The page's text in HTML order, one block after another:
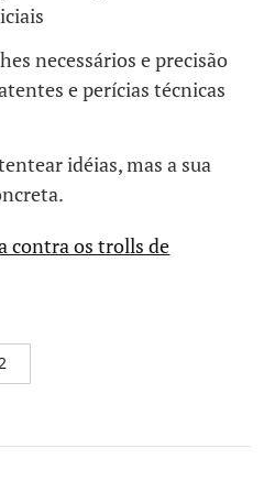
necessários e precisão
e perícias técnicas
idéias, mas a sua
contra os trolls de